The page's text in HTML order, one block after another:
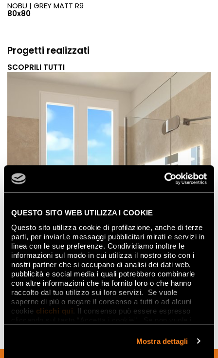
QUESTO SITO WEB UTILIZZA I COOKIE
Questo sito utilizza cookie di profilazione, anche di terze
parti, per inviarLe messaggi pubblicitari mirati e servizi in
linea con le sue preferenze. Condividiamo inoltre le
informazioni sul modo in cui utilizza il nostro sito con i
nostri partner che si occupano di analisi dei dati web,
pubblicità e social media i quali potrebbero combinarle
con altre informazioni che ha fornito loro o che hanno
raccolto dal tuo utilizzo sui loro servizi. Se vuole
saperne di più o negare il consenso a tutti o ad alcuni
cookie clicchi qui. Il consenso può essere espresso
Mostra dettagli
NOBU | GREY MATT R9
80x80
Progetti realizzati
SCOPRILI TUTTI